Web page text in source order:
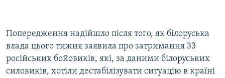
720p 1080p
720p
1080p
Попередження надійшло після того, як білоруська
влада цього тижня заявила про затримання 33
російських бойовиків, які, за даними білоруських
силовиків, хотіли дестабілізувати ситуацію в країні